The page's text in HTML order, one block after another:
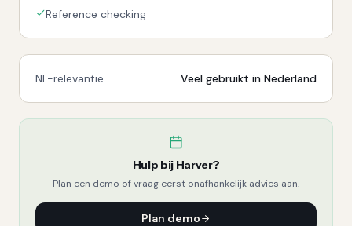
Reference checking
NL-relevantie Veel gebruikt in Nederland
Hulp bij Harver?
Plan een demo of vraag eerst onafhankelijk advies aan.
Plan demo